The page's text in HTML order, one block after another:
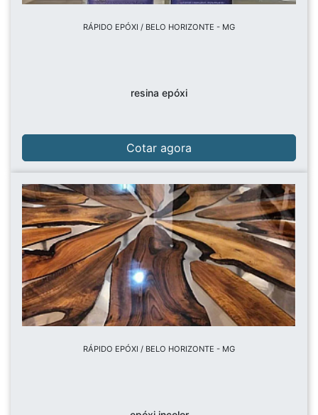
RÁPIDO EPÓXI / BELO HORIZONTE - MG
resina epóxi
Cotar agora
RÁPIDO EPÓXI / BELO HORIZONTE - MG